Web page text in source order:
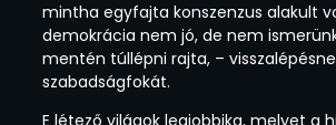
mintha egyfajta konszenzus alakult
demokrácia nem jó, de nem
mentén túllépni rajta, –
szabadságfokát.
E létező világok legjobbika, melyet a